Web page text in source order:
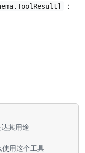
：
其用途
用这个工具